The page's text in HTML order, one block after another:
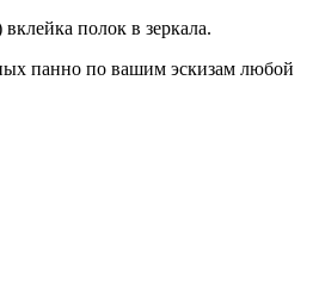
полок в зеркала.
панно по вашим эскизам любой